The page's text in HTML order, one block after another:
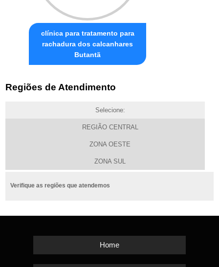
clínica para tratamento para
rachadura dos calcanhares
Butantã
Regiões de Atendimento
Selecione:
REGIÃO CENTRAL
ZONA OESTE
ZONA SUL
Verifique as regiões que atendemos
Home